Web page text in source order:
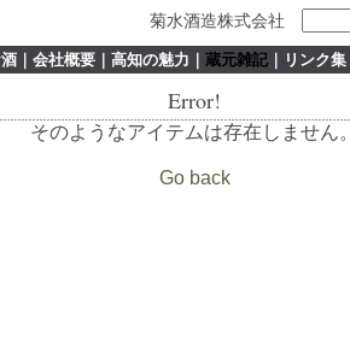
菊水酒造株式会社
会社概要 高知の魅力 蔵元雑記 リンク集
Error!
そのようなアイテムは存在しません。
Go back